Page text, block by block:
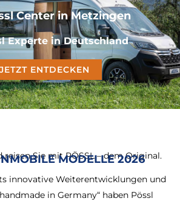
Center in Metzingen
Experte in Deutschland
JETZT ENTDECKEN
reisen Sie mit PÖSSL – dem Original.
MODELLE 2026
innovative Weiterentwicklungen und
in Germany“ haben Pössl